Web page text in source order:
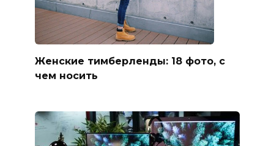
Женские тимберленды: 18 фото, с
чем носить